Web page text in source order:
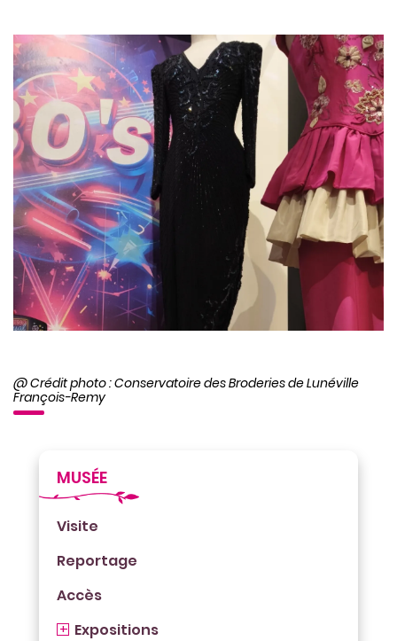
@ Crédit photo : Conservatoire des Broderies de Lunéville
François-Remy
MUSÉE
Visite
Reportage
Accès
Expositions